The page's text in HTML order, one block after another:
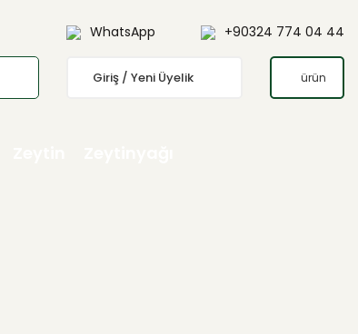
WhatsApp +90324 774 04 44
Giriş / Yeni Üyelik ürün